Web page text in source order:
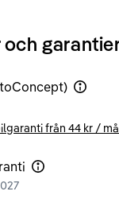
från 44 kr /